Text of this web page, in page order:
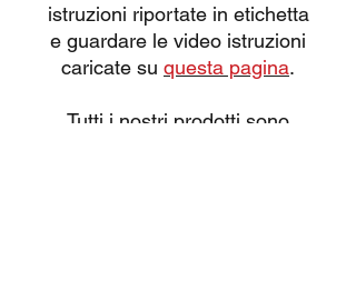
istruzioni riportate in etichetta
e guardare le video istruzioni
caricate su questa pagina.
Tutti i nostri prodotti sono